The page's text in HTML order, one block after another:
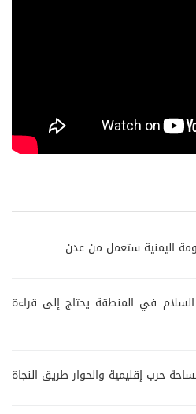
اليمنية ستعمل من عدن
السلام في المنطقة يحتاج إلى قراءة
حرب إقليمية والحوار طريق النجاة